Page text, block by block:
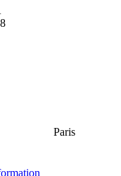
Paris